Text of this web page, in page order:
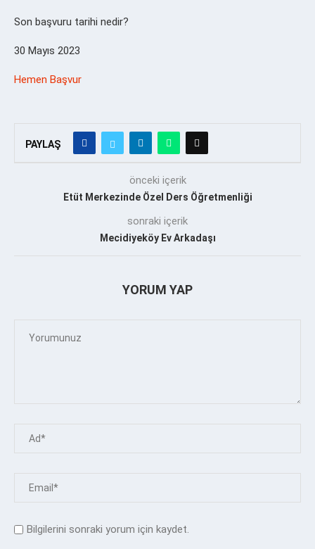
Son başvuru tarihi nedir?
30 Mayıs 2023
Hemen Başvur
PAYLAŞ
önceki içerik
Etüt Merkezinde Özel Ders Öğretmenliği
sonraki içerik
Mecidiyeköy Ev Arkadaşı
YORUM YAP
Bilgilerini sonraki yorum için kaydet.